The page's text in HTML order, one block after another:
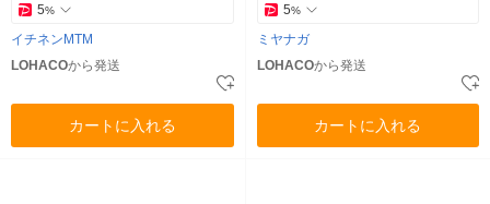
5%
イチネンMTM
LOHACOから発送
カートに入れる
5%
ミヤナガ
LOHACOから発送
カートに入れる